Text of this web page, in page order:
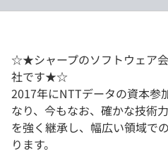
契約内容・クーポン
☆★シャープのソフトウェア
社です★☆
2017年にNTTデータの資本参
なり、今もなお、確かな技術
を強く継承し、幅広い領域で
ります。